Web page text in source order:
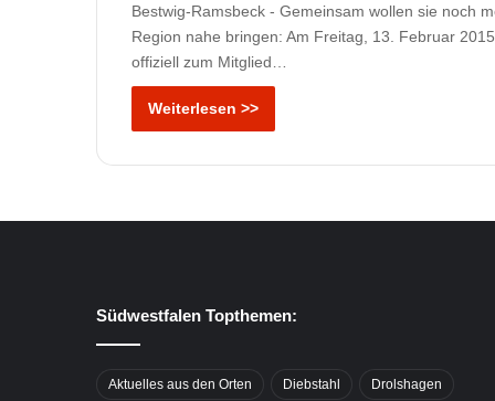
Bestwig-Ramsbeck - Gemeinsam wollen sie noch
Region nahe bringen: Am Freitag, 13. Februar
offiziell zum Mitglied…
Weiterlesen >>
Südwestfalen Topthemen:
Aktuelles aus den Orten Diebstahl Drolshagen